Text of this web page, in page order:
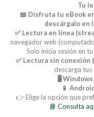
Tu
📖 Disfruta tu eBook
descárgalo en
✅ Lectura en línea
navegador web
Solo inicia sesión en
✅ Lectura sin conexión
descarga
🖥️ Windows
📱
👉 Elige la opción que
📘 Consulta